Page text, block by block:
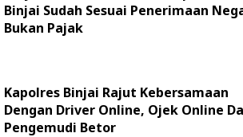
Binjai Sudah Sesuai Penerimaan
Bukan Pajak
Kapolres Binjai Rajut Kebersamaan
Dengan Driver Online, Ojek Online
Pengemudi Betor